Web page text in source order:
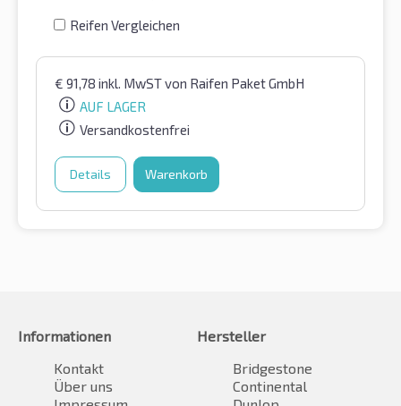
Reifen Vergleichen
€ 91,78 inkl. MwSTvon Raifen Paket GmbH
AUF LAGER
Versandkostenfrei
Details Warenkorb
Informationen
Kontakt
Über uns
Hersteller
Bridgestone
Continental